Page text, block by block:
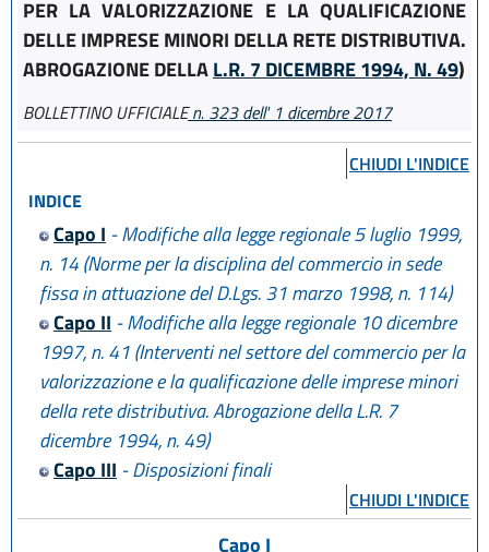
PER LA VALORIZZAZIONE E LA QUALIFICAZIONE
DELLE IMPRESE MINORI DELLA RETE DISTRIBUTIVA.
ABROGAZIONE DELLAL.R. 7 DICEMBRE 1994, N. 49)
BOLLETTINO UFFICIALEn. 323 dell' 1 dicembre 2017
CHIUDI L'INDICE
INDICE
Capo I - Modifiche alla legge regionale 5 luglio 1999,
n. 14 (Norme per la disciplina del commercio in sede
fissa in attuazione del D.Lgs. 31 marzo 1998, n. 114)
Capo II - Modifiche alla legge regionale 10 dicembre
1997, n. 41 (Interventi nel settore del commercio per la
valorizzazione e la qualificazione delle imprese minori
della rete distributiva. Abrogazione della L.R. 7
dicembre 1994, n. 49)
Capo III - Disposizioni finali
CHIUDI L'INDICE
Capo I